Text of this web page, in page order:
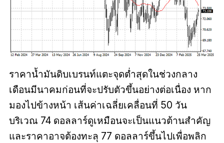
ราคาน้ำมันดิบเบรนท์แตะจุดต่ำสุดในช่วงกลาง
เดือนมีนาคมก่อนที่จะปรับตัวขึ้นอย่างต่อเนื่อง หาก
มองไปข้างหน้า เส้นค่าเฉลี่ยเคลื่อนที่ 50 วัน
บริเวณ 74 ดอลลาร์ดูเหมือนจะเป็นแนวต้านสำคัญ
และราคาอาจต้องทะลุ 77 ดอลลาร์ขึ้นไปเพื่อพลิก